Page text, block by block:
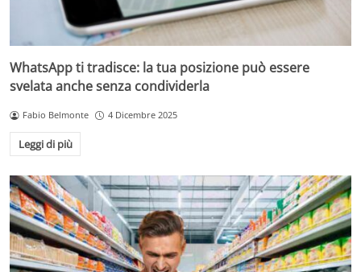
WhatsApp ti tradisce: la tua posizione può essere
svelata anche senza condividerla
Fabio Belmonte 4 Dicembre 2025
Leggi di più